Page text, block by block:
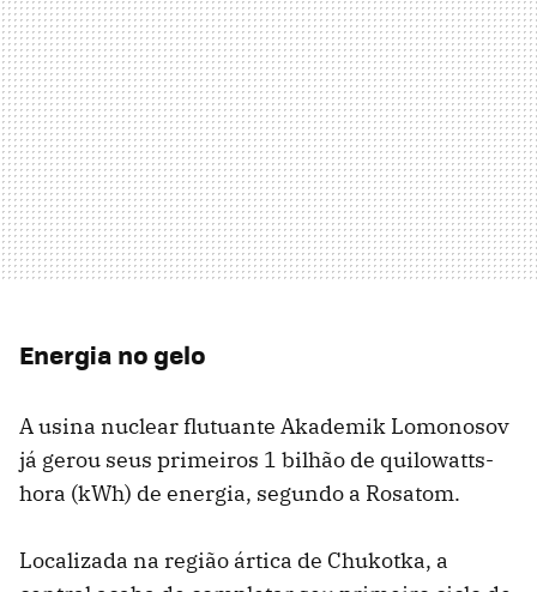
Energia no gelo
A usina nuclear flutuante Akademik Lomonosov
já gerou seus primeiros 1 bilhão de quilowatts-
hora (kWh) de energia, segundo a Rosatom.
Localizada na região ártica de Chukotka, a